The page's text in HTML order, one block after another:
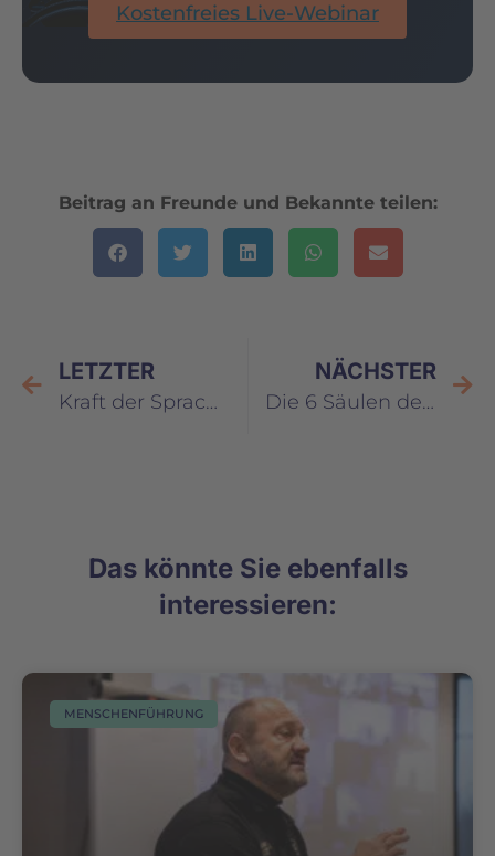
Kostenfreies Live-Webinar
Beitrag an Freunde und Bekannte teilen:
LETZTER
Kraft der Sprache II – Sprachmuster vertiefen
NÄCHSTER
Die 6 Säulen des Selbstwertgefühls
Das könnte Sie ebenfalls
interessieren:
MENSCHENFÜHRUNG